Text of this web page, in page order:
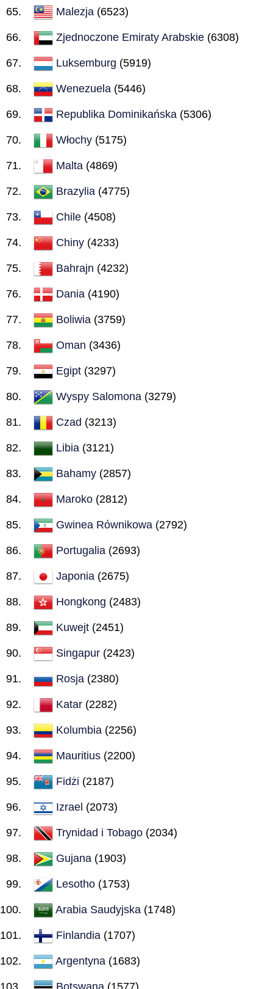
Malezja (6523)
Zjednoczone Emiraty Arabskie (6308)
Luksemburg (5919)
Wenezuela (5446)
Republika Dominikańska (5306)
Włochy (5175)
Malta (4869)
Brazylia (4775)
Chile (4508)
Chiny (4233)
Bahrajn (4232)
Dania (4190)
Boliwia (3759)
Oman (3436)
Egipt (3297)
Wyspy Salomona (3279)
Czad (3213)
Libia (3121)
Bahamy (2857)
Maroko (2812)
Gwinea Równikowa (2792)
Portugalia (2693)
Japonia (2675)
Hongkong (2483)
Kuwejt (2451)
Singapur (2423)
Rosja (2380)
Katar (2282)
Kolumbia (2256)
Mauritius (2200)
Fidżi (2187)
Izrael (2073)
Trynidad i Tobago (2034)
Gujana (1903)
Lesotho (1753)
Arabia Saudyjska (1748)
Finlandia (1707)
Argentyna (1683)
Botswana (1577)